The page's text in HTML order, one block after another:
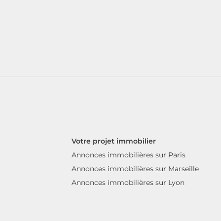
Votre projet immobilier
Annonces immobilières sur Paris
Annonces immobilières sur Marseille
Annonces immobilières sur Lyon